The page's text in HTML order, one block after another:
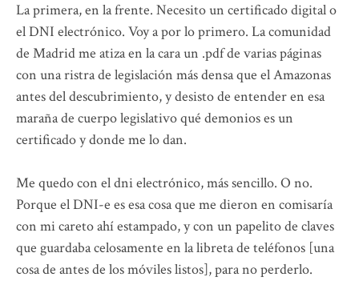
La primera, en la frente. Necesito un certificado digital o
el DNI electrónico. Voy a por lo primero. La comunidad
de Madrid me atiza en la cara un .pdf de varias páginas
con una ristra de legislación más densa que el Amazonas
antes del descubrimiento, y desisto de entender en esa
maraña de cuerpo legislativo qué demonios es un
certificado y donde me lo dan.
Me quedo con el dni electrónico, más sencillo. O no.
Porque el DNI-e es esa cosa que me dieron en comisaría
con mi careto ahí estampado, y con un papelito de claves
que guardaba celosamente en la libreta de teléfonos [una
cosa de antes de los móviles listos], para no perderlo.